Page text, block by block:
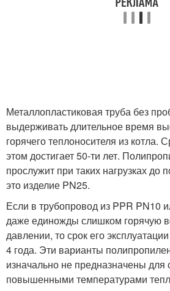
Металлопластиковая труба без
выдерживать длительное время
горячего теплоносителя из котла.
этом достигает 50-ти лет.
прослужит при таких нагрузках до
это изделие PN25.
Если в трубопровод из PPR PN10
даже единожды слишком горячую
давлении, то срок его
4 года. Эти варианты
изначально не предназначены для
повышенными температурами